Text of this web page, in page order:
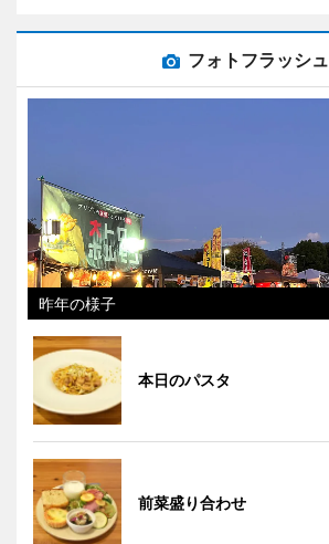
フォトフラッシュ
昨年の様子
本日のパスタ
前菜盛り合わせ